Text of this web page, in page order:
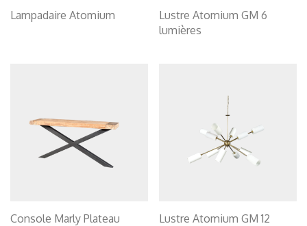
Lampadaire Atomium
Lustre Atomium GM 6
lumières
Console Marly Plateau
Lustre Atomium GM 12